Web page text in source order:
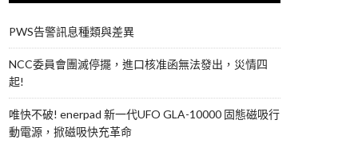
PWS告警訊息種類與差異
NCC委員會團滅停擺，進口核准函無法發出，災情四
起!
唯快不破! enerpad 新一代UFO GLA-10000 固態磁吸行
動電源，掀磁吸快充革命